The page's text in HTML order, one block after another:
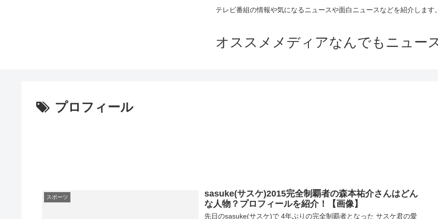
テレビ番組の情報や気になるニュースや面白ニュースなどを紹介します
オススメメディアなんでもニュー
プロフィール
スポーツ
sasuke(サスケ)2015完全制覇者の森本祐介さんはどん
な人物？プロフィールを紹介！【画像】
先日のsasuke(サスケ)で 4年ぶりの完全制覇者となった サスケ君の愛